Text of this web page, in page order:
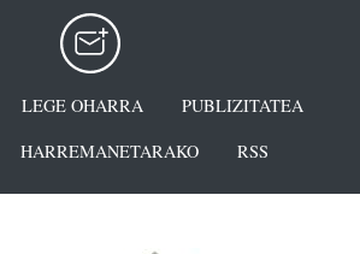
LEGE OHARRA
PUBLIZITATEA
HARREMANETARAKO RSS